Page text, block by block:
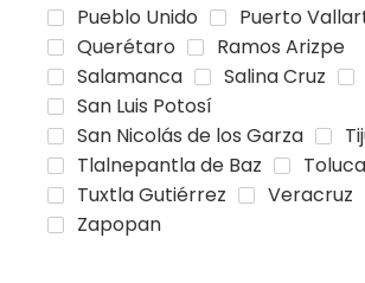
Pueblo Unido
Puerto
Querétaro
Ramos Arizpe
Salamanca
Salina Cruz
San Luis Potosí
San Nicolás de los Garza
Tlalnepantla de Baz
Toluca
Tuxtla Gutiérrez
Veracruz
Zapopan